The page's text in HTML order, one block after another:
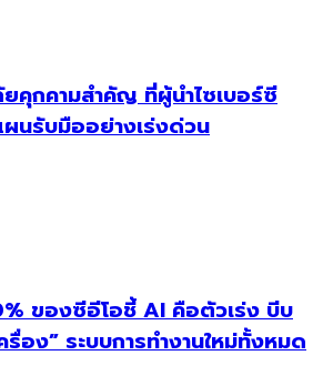
คุกคามสำคัญ ที่ผู้นำไซเบอร์ซี
นรับมืออย่างเร่งด่วน
ของซีอีโอชี้ AI คือตัวเร่ง บีบ
อง” ระบบการทำงานใหม่ทั้งหมด